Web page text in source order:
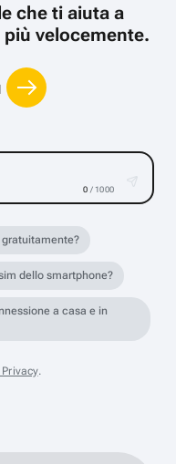
che ti aiuta a
velocemente.
0 / 1000
gratuitamente?
dello smartphone?
a casa e in
.